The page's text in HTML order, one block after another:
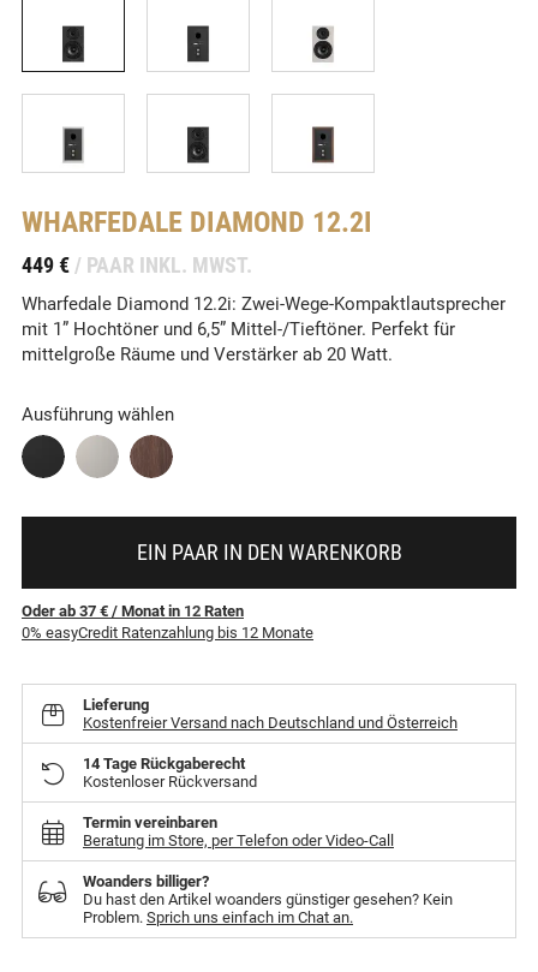
WHARFEDALE DIAMOND 12.2I
449 € / PAAR INKL. MWST.
Wharfedale Diamond 12.2i: Zwei-Wege-Kompaktlautsprecher
mit 1” Hochtöner und 6,5” Mittel-/Tieftöner. Perfekt für
mittelgroße Räume und Verstärker ab 20 Watt.
Ausführung wählen
EIN PAAR IN DEN WARENKORB
Oder ab 37 € / Monatin 12 Raten
0% easyCredit Ratenzahlung bis 12 Monate
Lieferung
Kostenfreier Versand nach Deutschland und Österreich
14 Tage Rückgaberecht
Kostenloser Rückversand
Termin vereinbaren
Beratung im Store, per Telefon oder Video-Call
Woanders billiger?
Du hast den Artikel woanders günstiger gesehen? Kein
Problem. Sprich uns einfach im Chat an.